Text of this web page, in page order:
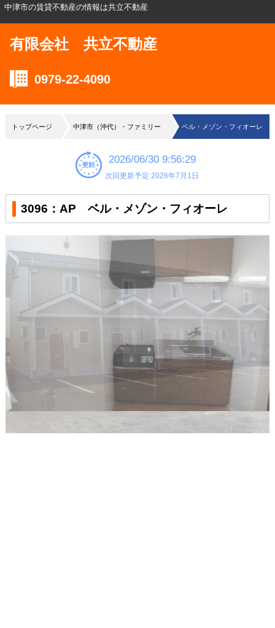
中津市の賃貸不動産の情報は共立不動産
有限会社 共立不動産
0979-22-4090
トップページ 中津市（沖代）・ファミリー ベル・メゾン・フィオーレ
2026/06/30 9:56:29
次回更新予定 2026年7月1日
3096：AP ベル・メゾン・フィオーレ